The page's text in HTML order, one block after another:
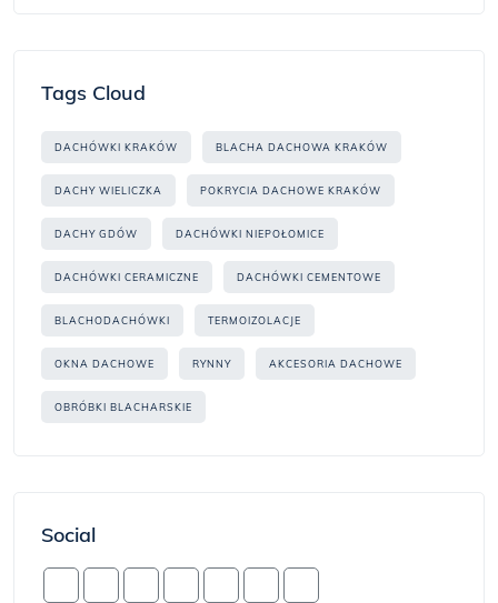
Tags Cloud
DACHÓWKI KRAKÓW BLACHA DACHOWA KRAKÓW
DACHY WIELICZKA POKRYCIA DACHOWE KRAKÓW
DACHY GDÓW DACHÓWKI NIEPOŁOMICE
DACHÓWKI CERAMICZNE DACHÓWKI CEMENTOWE
BLACHODACHÓWKI TERMOIZOLACJE
OKNA DACHOWE RYNNY AKCESORIA DACHOWE
OBRÓBKI BLACHARSKIE
Social